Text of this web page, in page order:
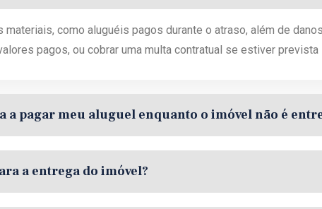
como aluguéis pagos durante o atraso, além de
pagos, ou cobrar uma multa contratual se estiver prevista
pagar meu aluguel enquanto o imóvel não é
a entrega do imóvel?